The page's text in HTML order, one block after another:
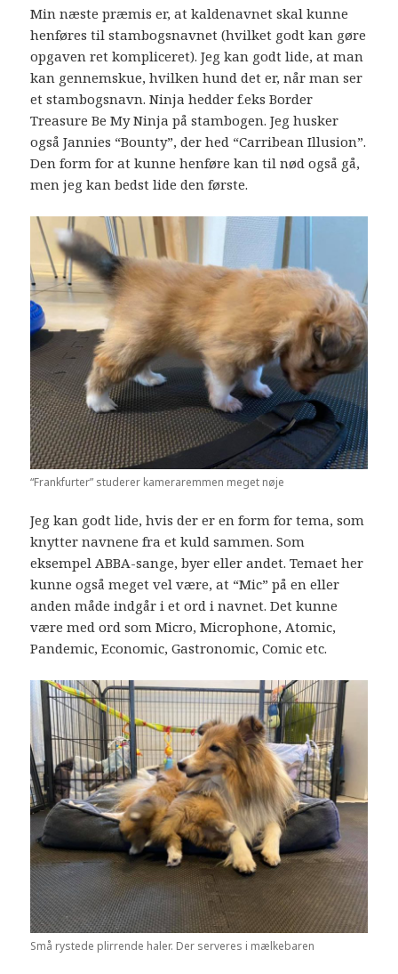
Min næste præmis er, at kaldenavnet skal kunne
henføres til stambogsnavnet (hvilket godt kan gøre
opgaven ret kompliceret). Jeg kan godt lide, at man
kan gennemskue, hvilken hund det er, når man ser
et stambogsnavn. Ninja hedder f.eks Border
Treasure Be My Ninja på stambogen. Jeg husker
også Jannies “Bounty”, der hed “Carribean Illusion”.
Den form for at kunne henføre kan til nød også gå,
men jeg kan bedst lide den første.
“Frankfurter” studerer kameraremmen meget nøje
Jeg kan godt lide, hvis der er en form for tema, som
knytter navnene fra et kuld sammen. Som
eksempel ABBA-sange, byer eller andet. Temaet her
kunne også meget vel være, at “Mic” på en eller
anden måde indgår i et ord i navnet. Det kunne
være med ord som Micro, Microphone, Atomic,
Pandemic, Economic, Gastronomic, Comic etc.
Små rystede plirrende haler. Der serveres i mælkebaren